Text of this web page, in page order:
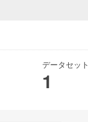
データセット
1